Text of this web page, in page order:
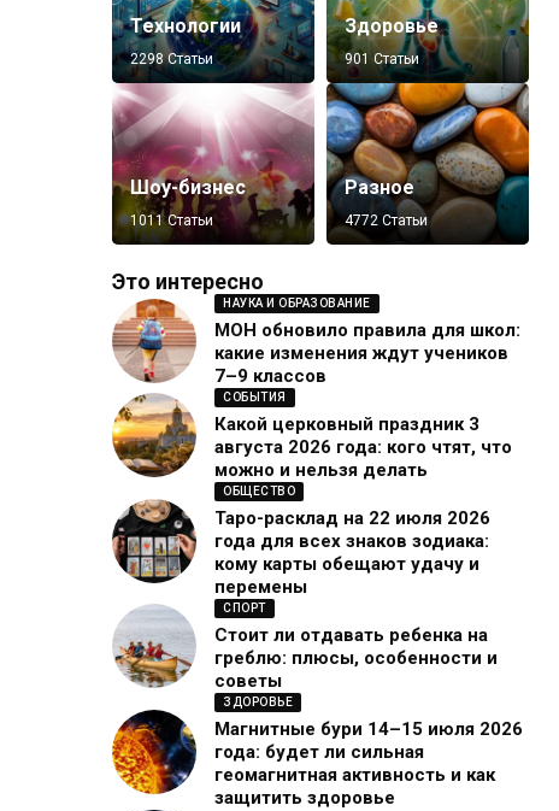
Технологии
2298 Статьи
Здоровье
901 Статьи
Шоу-бизнес
1011 Статьи
Разное
4772 Статьи
Это интересно
НАУКА И ОБРАЗОВАНИЕ
МОН обновило правила для школ:
какие изменения ждут учеников
7–9 классов
СОБЫТИЯ
Какой церковный праздник 3
августа 2026 года: кого чтят, что
можно и нельзя делать
ОБЩЕСТВО
Таро-расклад на 22 июля 2026
года для всех знаков зодиака:
кому карты обещают удачу и
перемены
СПОРТ
Стоит ли отдавать ребенка на
греблю: плюсы, особенности и
советы
ЗДОРОВЬЕ
Магнитные бури 14–15 июля 2026
года: будет ли сильная
геомагнитная активность и как
защитить здоровье